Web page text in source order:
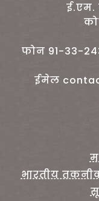
ई.एम.
फोन 91-33-
ईमेल
भारतीय